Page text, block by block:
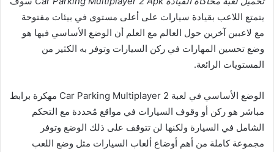
يتمتع اللاعب بقيادة سيارات على أعلى مستوى في بيئات مفتوحة
مع لاعبين آخرين حول العالم مع العلم أن الوضع الأساسي فيها هو
وضع تحسين المهارات في ركن السيارات وتوفر به الكثير من
المستويات الرائعة.
الوضع الأساسي في لعبة Car Parking Multiplayer 2 مهكرة برابط
مباشر هو ركن أو وقوف السيارات في مواقع مٌحددة مع التحكم
الشامل في السيارة ولكنها لن تتوقف على ذلك الوضع وتوفر
مجموعة كاملة من أهم أوضاع ألعاب السيارات مثل وضع اللعب